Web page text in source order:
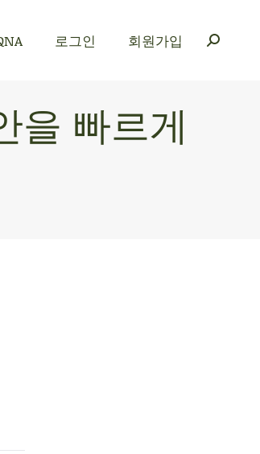
로그인 회원가입
을 빠르게
로그인 회원가입